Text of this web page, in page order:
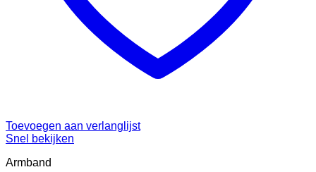
Toevoegen aan verlanglijst
Snel bekijken
Armband